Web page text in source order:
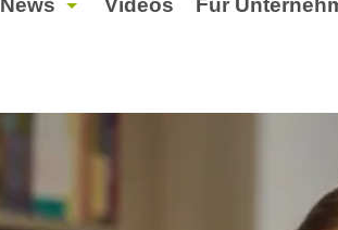
News
Landtagswahlen 2026
Lokales
Videos Für